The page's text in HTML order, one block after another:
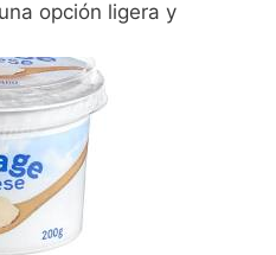
opción ligera y